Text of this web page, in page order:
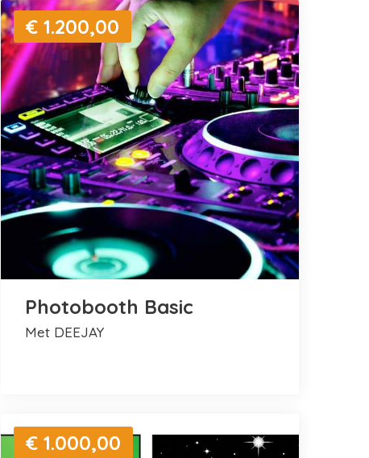
€ 1.200,00
Photobooth Basic
met DEEJAY
€ 1.000,00